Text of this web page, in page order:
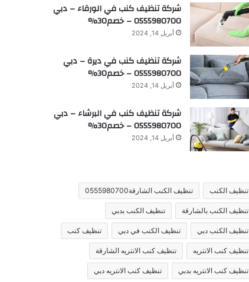
شركة تنظيف كنب في الورقاء – دبي
0555980700 – خصم30%
أبريل 14, 2024
شركة تنظيف كنب في ديرة – دبي
0555980700 – خصم30%
أبريل 14, 2024
شركة تنظيف كنب في البرشاء – دبي
0555980700 – خصم30%
أبريل 14, 2024
تنظيف الكنب تنظيف الكنب الشارقة0555980700
تنظيف الكنب بالشارقة تنظيف الكنب بدبي
تنظيف الكنب دبي تنظيف الكنب في دبي تنظيف كنب
تنظيف كنب الانتريه تنظيف كنب الانتريه الشارقة
تنظيف كنب الانتريه بدبي تنظيف كنب الانتريه دبي